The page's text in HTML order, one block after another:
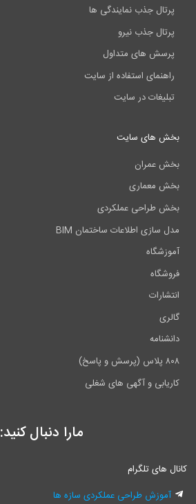
پرتال جذب نمایندگی ها
پرتال جذب نیرو
پرسش های متداول
راهنمای استفاده از سایت
تبلیغات در سایت
بخش های سایت
بخش عمران
بخش معماری
بخش طراحی عملکردی
مدل سازی اطلاعات ساختمان BIM
آموزشگاه
فروشگاه
انتشارات
گالری
دانشنامه
۸۰۸ پلاس (پرسش و پاسخ)
کاریابی و آگهی های شغلی
مارا دنبال کنید:
کانال های تلگرام
آموزش طراحی عملکردی سازه ها